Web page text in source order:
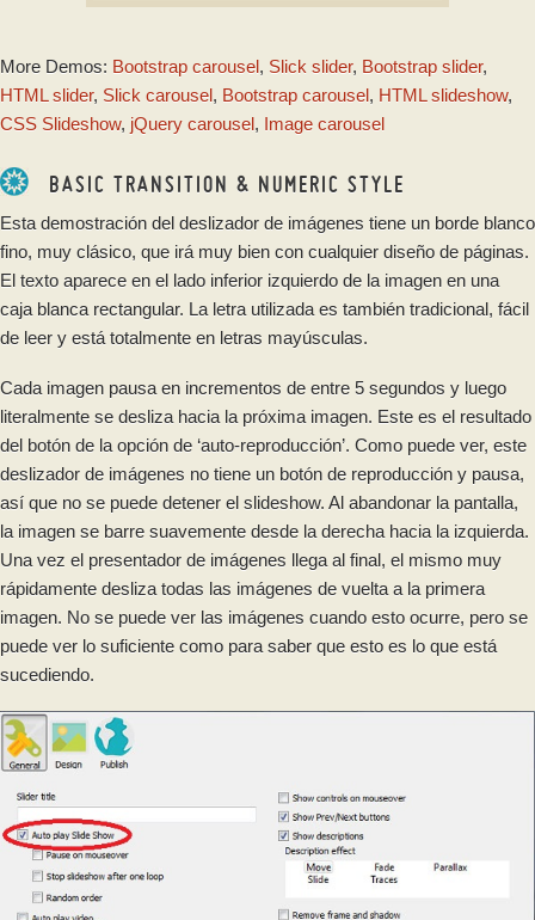
with Squares
Animation
More Demos: Bootstrap carousel, Slick slider, Bootstrap slider,
HTML slider, Slick carousel, Bootstrap carousel, HTML slideshow,
CSS Slideshow, jQuery carousel, Image carousel
BASIC TRANSITION & NUMERIC STYLE
Esta demostración del deslizador de imágenes tiene un borde blanco
fino, muy clásico, que irá muy bien con cualquier diseño de páginas.
El texto aparece en el lado inferior izquierdo de la imagen en una
caja blanca rectangular. La letra utilizada es también tradicional, fácil
de leer y está totalmente en letras mayúsculas.
Cada imagen pausa en incrementos de entre 5 segundos y luego
literalmente se desliza hacia la próxima imagen. Este es el resultado
del botón de la opción de ‘auto-reproducción’. Como puede ver, este
deslizador de imágenes no tiene un botón de reproducción y pausa,
así que no se puede detener el slideshow. Al abandonar la pantalla,
la imagen se barre suavemente desde la derecha hacia la izquierda.
Una vez el presentador de imágenes llega al final, el mismo muy
rápidamente desliza todas las imágenes de vuelta a la primera
imagen. No se puede ver las imágenes cuando esto ocurre, pero se
puede ver lo suficiente como para saber que esto es lo que está
sucediendo.